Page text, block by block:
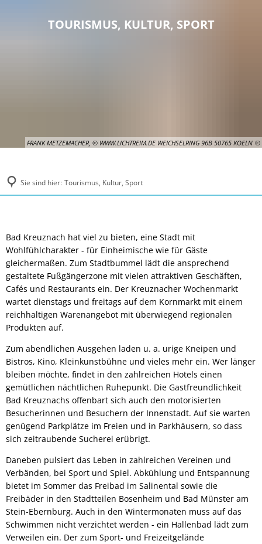
FRANK METZEMACHER, © WWW.LICHTREIM.DE WEICHSELRING 96B 50765 KOELN
TOURISMUS, KULTUR, SPORT
Sie sind hier: Tourismus, Kultur, Sport
Tourismus,
Kultur,
Sport
Bad Kreuznach hat viel zu bieten, eine Stadt mit
Wohlfühlcharakter - für Einheimische wie für Gäste
gleichermaßen. Zum Stadtbummel lädt die ansprechend
gestaltete Fußgängerzone mit vielen attraktiven Geschäften,
Cafés und Restaurants ein. Der Kreuznacher Wochenmarkt
wartet dienstags und freitags auf dem Kornmarkt mit einem
reichhaltigen Warenangebot mit überwiegend regionalen
Produkten auf.
Zum abendlichen Ausgehen laden u. a. urige Kneipen und
Bistros, Kino, Kleinkunstbühne und vieles mehr ein. Wer länger
bleiben möchte, findet in den zahlreichen Hotels einen
gemütlichen nächtlichen Ruhepunkt. Die Gastfreundlichkeit
Bad Kreuznachs offenbart sich auch den motorisierten
Besucherinnen und Besuchern der Innenstadt. Auf sie warten
genügend Parkplätze im Freien und in Parkhäusern, so dass
sich zeitraubende Sucherei erübrigt.
Daneben pulsiert das Leben in zahlreichen Vereinen und
Verbänden, bei Sport und Spiel. Abkühlung und Entspannung
bietet im Sommer das Freibad im Salinental sowie die
Freibäder in den Stadtteilen Bosenheim und Bad Münster am
Stein-Ebernburg. Auch in den Wintermonaten muss auf das
Schwimmen nicht verzichtet werden - ein Hallenbad lädt zum
Verweilen ein. Der zum Sport- und Freizeitgelände